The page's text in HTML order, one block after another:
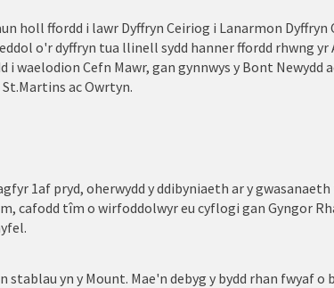
holl ffordd i lawr Dyffryn Ceiriog i Lanarmon Dyffryn
o'r dyffryn tua llinell sydd hanner ffordd rhwng yr
i waelodion Cefn Mawr, gan gynnwys y Bont Newydd
ac Owrtyn.
1af pryd, oherwydd y ddibyniaeth ar y
cafodd tîm o wirfoddolwyr eu cyflogi gan Gyngor
stablau yn y Mount. Mae'n debyg y bydd rhan fwyaf o